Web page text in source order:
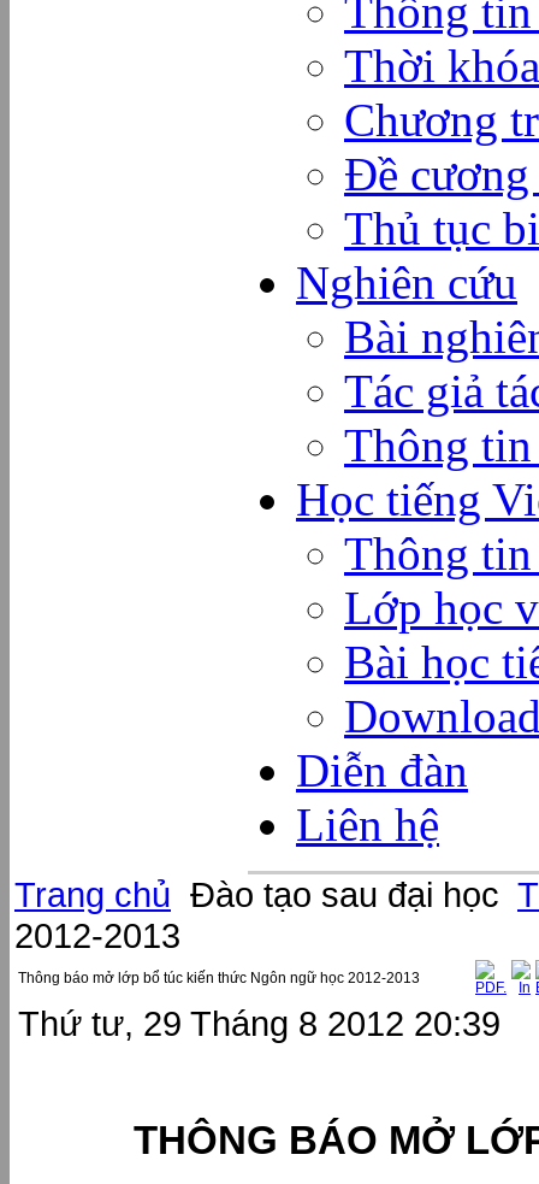
Thông tin
Thời
Chương
Đề
Thủ tục
Nghiên cứu
Bài
Tác giả
Thông
Học tiếng
Thông
Lớp học
Bài học
Diễn đàn
Liên hệ
Trang chủ Đào tạo sau đại học
2012-2013
Thông báo mở lớp bổ túc kiến thức Ngôn ngữ học 2012-2013
Thứ tư, 29 Tháng 8 2012 20:39
THÔNG BÁO MỞ